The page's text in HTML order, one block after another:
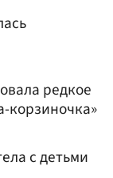
редкое
корзиночка»
с детьми